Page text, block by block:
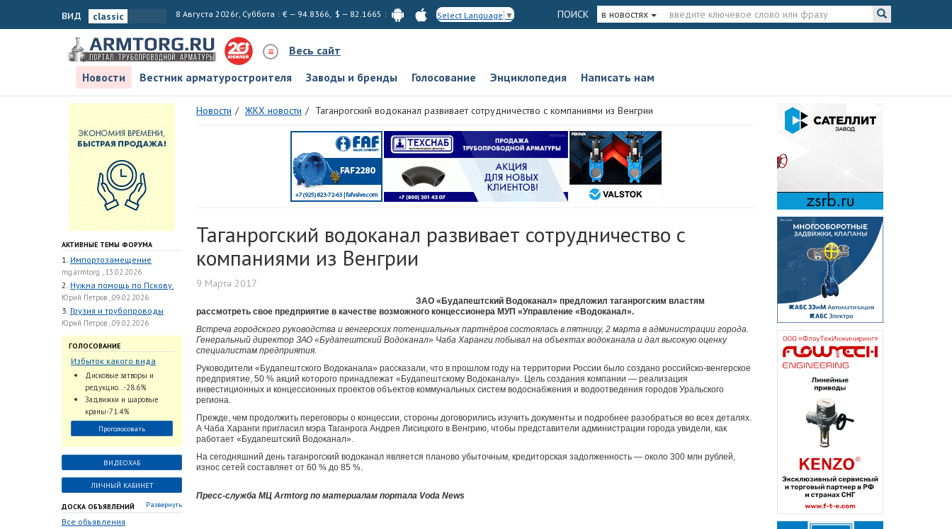
вид 8 Августа 2026г, Суббота € — 94.8366, $ — 82.1665 Select Language ▼ ПОИСК в новостях
Весь сайт
Новости
Вестник арматуростроителя Заводы и бренды Голосование Энциклопедия Написать нам
АКТИВНЫЕ ТЕМЫ ФОРУМА
1. Импортозамещение
mg.armtorg , 13.02.2026
2. Нужна помощь по Пскову.
Юрий Петров , 09.02.2026
3. Грузия и трубопроводы
Юрий Петров , 09.02.2026
ГОЛОСОВАНИЕ
Избыток какого вида
трубопроводной
арматуры наблюдается
на Российском рынке с
2024 по 2026 годы?
Дисковые затворы и
редукцио...-28.6%
Задвижки и шаровые
краны-71.4%
Проголосовать
ВИДЕОХАБ
ЛИЧНЫЙ КАБИНЕТ
ДОСКА ОБЪЯВЛЕНИЙ Развернуть
Все объявления
Новости ЖКХ новости Таганрогский водоканал развивает сотрудничество с компаниями из Венгрии
Таганрогский водоканал развивает сотрудничество с
компаниями из Венгрии
9 Марта 2017
ЗАО «Будапештский Водоканал» предложил таганрогским властям
рассмотреть свое предприятие в качестве возможного концессионера МУП «Управление «Водоканал».
Встреча городского руководства и венгерских потенциальных партнёров состоялась в пятницу, 2 марта в администрации города.
Генеральный директор ЗАО «Будапештский Водоканал» Чаба Харанги побывал на объектах водоканала и дал высокую оценку
специалистам предприятия.
Руководители «Будапештского Водоканала» рассказали, что в прошлом году на территории России было создано российско-венгерское
предприятие, 50 % акций которого принадлежат «Будапештскому Водоканалу». Цель создания компании — реализация
инвестиционных и концессионных проектов объектов коммунальных систем водоснабжения и водоотведения городов Уральского
региона.
Прежде, чем продолжить переговоры о концессии, стороны договорились изучить документы и подробнее разобраться во всех деталях.
А Чаба Харанги пригласил мэра Таганрога Андрея Лисицкого в Венгрию, чтобы представители администрации города увидели, как
работает «Будапештский Водоканал».
На сегодняшний день таганрогский водоканал является планово убыточным, кредиторская задолженность — около 300 млн рублей,
износ сетей составляет от 60 % до 85 %.
Пресс-служба МЦ Armtorg по материалам портала Voda News